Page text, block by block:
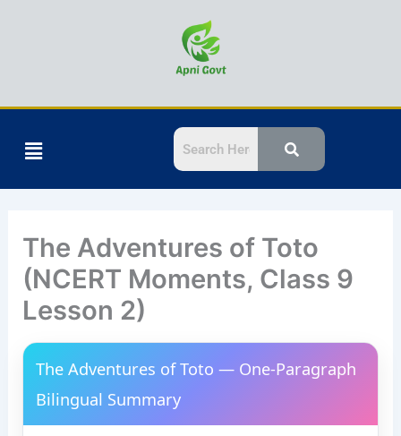
Menu
The Adventures of Toto
(NCERT Moments, Class 9
Lesson 2)
The Adventures of Toto — One-Paragraph
Bilingual Summary